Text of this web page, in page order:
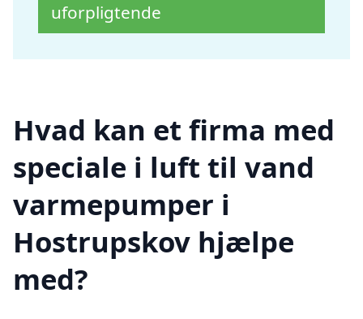
uforpligtende
Hvad kan et firma med
speciale i luft til vand
varmepumper i
Hostrupskov hjælpe
med?